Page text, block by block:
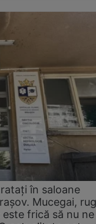
în saloane
Mucegai,
este frică să nu ne